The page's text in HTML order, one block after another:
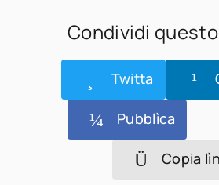
Condividi
Twitta
Pubblìca
Copia